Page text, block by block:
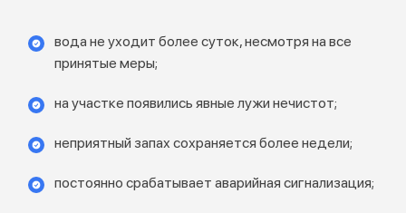
вода не уходит более суток, несмотря на все
принятые меры;
на участке появились явные лужи нечистот;
неприятный запах сохраняется более недели;
постоянно срабатывает аварийная сигнализация;